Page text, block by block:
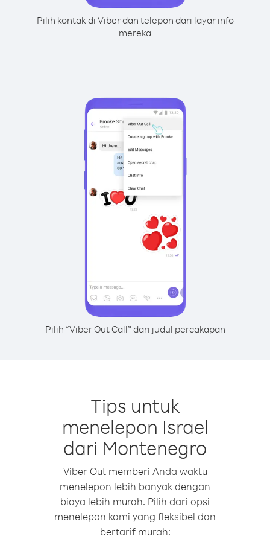
Pilih kontak di Viber dan telepon dari layar info
mereka
Pilih “Viber Out Call” dari judul percakapan
Tips untuk
menelepon Israel
dari Montenegro
Viber Out memberi Anda waktu
menelepon lebih banyak dengan
biaya lebih murah. Pilih dari opsi
menelepon kami yang fleksibel dan
bertarif murah: